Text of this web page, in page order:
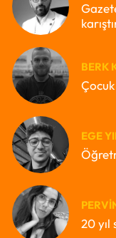
BERK
EGE
20 yıl